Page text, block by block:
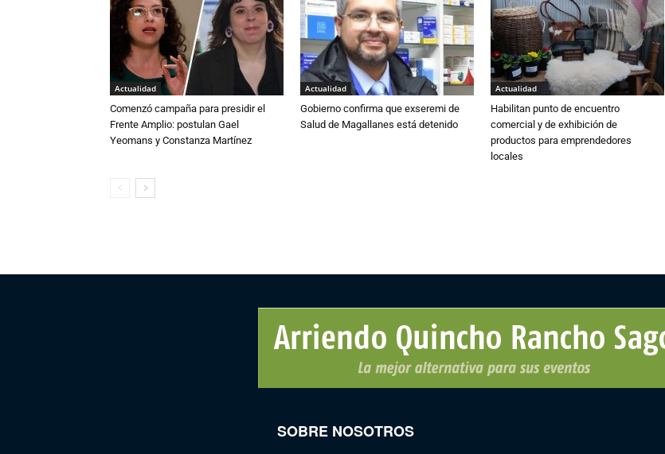
Actualidad
Comenzó campaña para presidir el
Frente Amplio: postulan Gael
Yeomans y Constanza Martínez
Actualidad
Gobierno confirma que exseremi de
Salud de Magallanes está detenido
Actualidad
Habilitan punto de encuentro
comercial y de exhibición de
productos para emprendedores
locales
SOBRE NOSOTROS